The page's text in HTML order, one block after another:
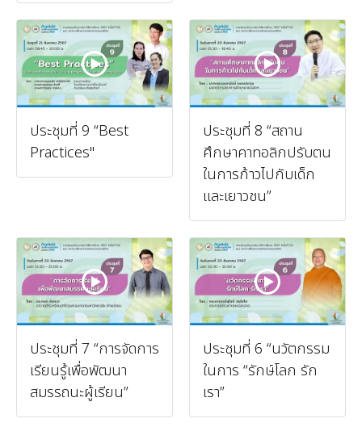
ประชุมที่ 9 “Best
Practices"
ประชุมที่ 8 “สถาน
ศึกษาคาทอลิกปรับตน
ในการก้าวไปกับเด็ก
และเยาวชน”
ประชุมที่ 7 “การจัดการ
เรียนรู้เพื่อพัฒนา
สมรรถนะผู้เรียน”
ประชุมที่ 6 “นวัตกรรม
ในการ “รักษ์โลก รัก
เรา”